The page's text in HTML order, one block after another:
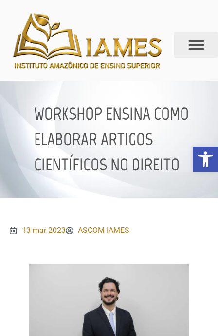
Abrir
WORKSHOP ENSINA COMO
ELABORAR ARTIGOS
CIENTÍFICOS NO DIREITO
13 mar 2023 ASCOM IAMES